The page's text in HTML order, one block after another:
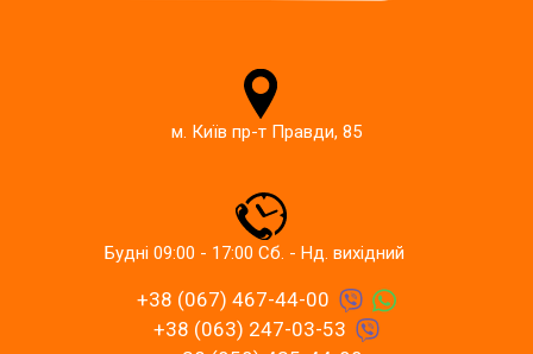
м. Київ пр-т Правди, 85
Будні 09:00 - 17:00 Сб. - Нд. вихідний
+38 (067) 467-44-00
+38 (063) 247-03-53